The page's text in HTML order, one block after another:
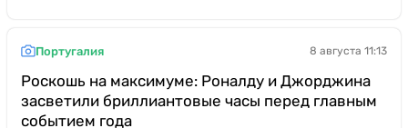
Португалия 8 августа 11:13
Роскошь на максимуме: Роналду и Джорджина
засветили бриллиантовые часы перед главным
событием года